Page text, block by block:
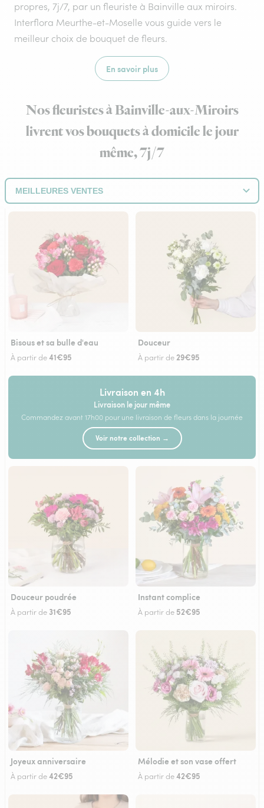
propres, 7j/7, par un fleuriste à Bainville aux miroirs.
Interflora Meurthe-et-Moselle vous guide vers le
meilleur choix de bouquet de fleurs.
En savoir plus
Nos fleuristes à Bainville-aux-Miroirs
livrent vos bouquets à domicile le jour
même, 7j/7
Bisous et sa bulle d'eau
À partir de41€95
Douceur
À partir de 29€95
Livraison en 4h
Livraison le jour même
Commandez avant 17h00 pour une livraison de fleurs dans la journée
Voir notre collection →
Douceur poudrée
À partir de 31€95
Instant complice
À partir de 52€95
Joyeux anniversaire
À partir de42€95
Mélodie et son vase offert
À partir de42€95